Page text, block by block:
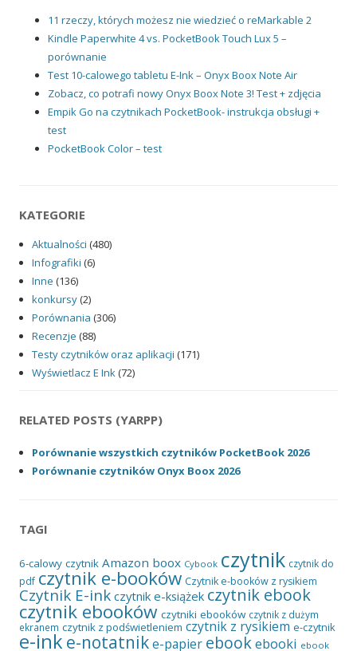
11 rzeczy, których możesz nie wiedzieć o reMarkable 2
Kindle Paperwhite 4 vs. PocketBook Touch Lux 5 –
porównanie
Test 10-calowego tabletu E-Ink – Onyx Boox Note Air
Zobacz, co potrafi nowy Onyx Boox Note 3! Test + zdjęcia
Empik Go na czytnikach PocketBook- instrukcja obsługi +
test
PocketBook Color – test
KATEGORIE
Aktualności (480)
Infografiki (6)
Inne (136)
konkursy(2)
Porównania (306)
Recenzje (88)
Testy czytników oraz aplikacji (171)
Wyświetlacz E Ink(72)
RELATED POSTS (YARPP)
Porównanie wszystkich czytników PocketBook 2026
Porównanie czytników Onyx Boox 2026
TAGI
6-calowy czytnik Amazon boox Cybook czytnik czytnik do
pdf czytnik e-booków Czytnik e-booków z rysikiem
Czytnik E-ink czytnik e-książek czytnik ebook
czytnik ebooków czytniki ebooków czytnik z dużym
ekranem czytnik z podświetleniem czytnik z rysikiem e-czytnik
e-ink e-notatnike-papier ebookebooki ebook